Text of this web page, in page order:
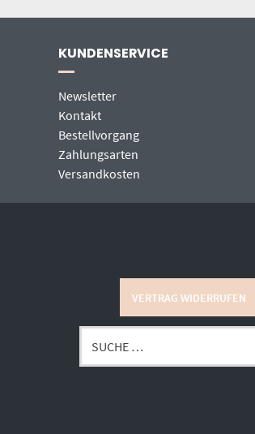
KUNDENSERVICE
Newsletter
Kontakt
Bestellvorgang
Zahlungsarten
Versandkosten
VERTRAG WIDERRUFEN